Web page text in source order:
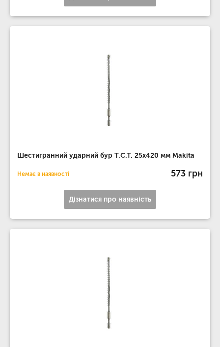
Шестигранний ударний бур T.C.T. 25х420 мм Makita
Немає в наявності 573 грн
Дізнатися про наявність